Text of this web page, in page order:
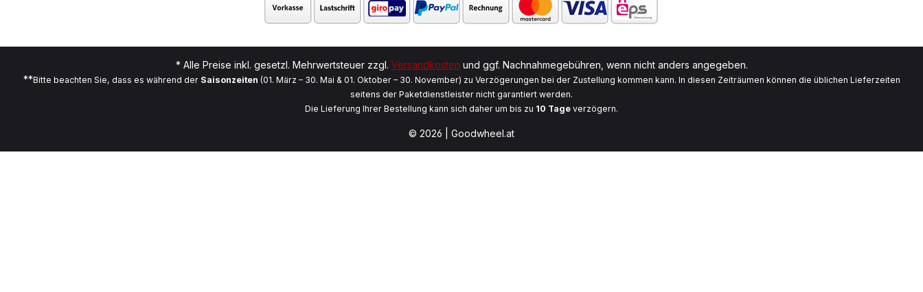
* Alle Preise inkl. gesetzl. Mehrwertsteuer zzgl. Versandkosten und ggf. Nachnahmegebühren, wenn nicht anders angegeben.
**Bitte beachten Sie, dass es während der Saisonzeiten (01. März – 30. Mai & 01. Oktober – 30. November) zu Verzögerungen bei der Zustellung kommen kann. In diesen Zeiträumen können die üblichen Lieferzeiten
seitens der Paketdienstleister nicht garantiert werden.
Die Lieferung Ihrer Bestellung kann sich daher um bis zu 10 Tage verzögern.
© 2026 | Goodwheel.at